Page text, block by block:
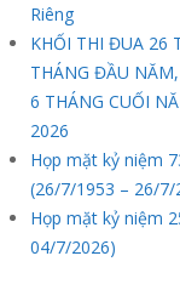
Riêng
KHỐI THI ĐUA 26
THÁNG ĐẦU
6 THÁNG CUỐI
2026
Họp mặt kỷ niệm
(26/7/1953 – 26/7/
Họp mặt kỷ niệm
04/7/2026)